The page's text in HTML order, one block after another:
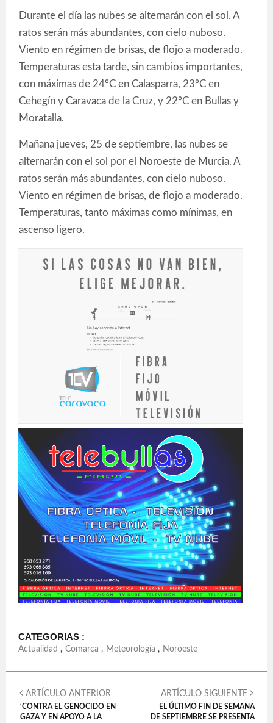
Durante el día las nubes se alternarán con el sol. A
ratos serán más abundantes, con cielo nuboso.
Viento en régimen de brisas, de flojo a moderado.
Temperaturas esta tarde, sin cambios importantes,
con máximas de 24ºC en Calasparra, 23ºC en
Cehegín y Caravaca de la Cruz, y 22ºC en Bullas y
Moratalla.
Mañana jueves, 25 de septiembre, las nubes se
alternarán con el sol por el Noroeste de Murcia. A
ratos serán más abundantes, con cielo nuboso.
Viento en régimen de brisas, de flojo a moderado.
Temperaturas, tanto máximas como mínimas, en
ascenso ligero.
CATEGORIAS :
Actualidad , Comarca , Meteorología , Noroeste
ARTÍCULO ANTERIOR
‘CONTRA EL GENOCIDO EN
GAZA Y EN APOYO A LA
ARTÍCULO SIGUIENTE
EL ÚLTIMO FIN DE SEMANA
DE SEPTIEMBRE SE PRESENTA